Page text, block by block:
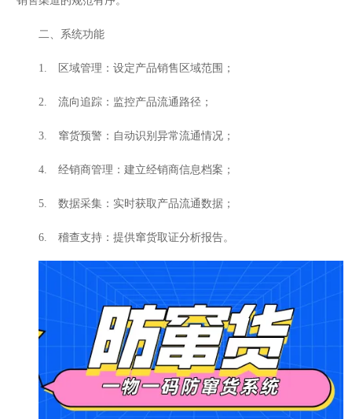
二、系统功能
1. 区域管理：设定产品销售区域范围；
2. 流向追踪：监控产品流通路径；
3. 窜货预警：自动识别异常流通情况；
4. 经销商管理：建立经销商信息档案；
5. 数据采集：实时获取产品流通数据；
6. 稽查支持：提供窜货取证分析报告。